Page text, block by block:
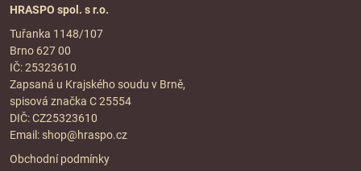
HRASPO spol. s r.o.
Tuřanka 1148/107
Brno 627 00
IČ: 25323610
Zapsaná u Krajského soudu v Brně,
spisová značka C 25554
DIČ: CZ25323610
Email: shop@hraspo.cz
Obchodní podmínky